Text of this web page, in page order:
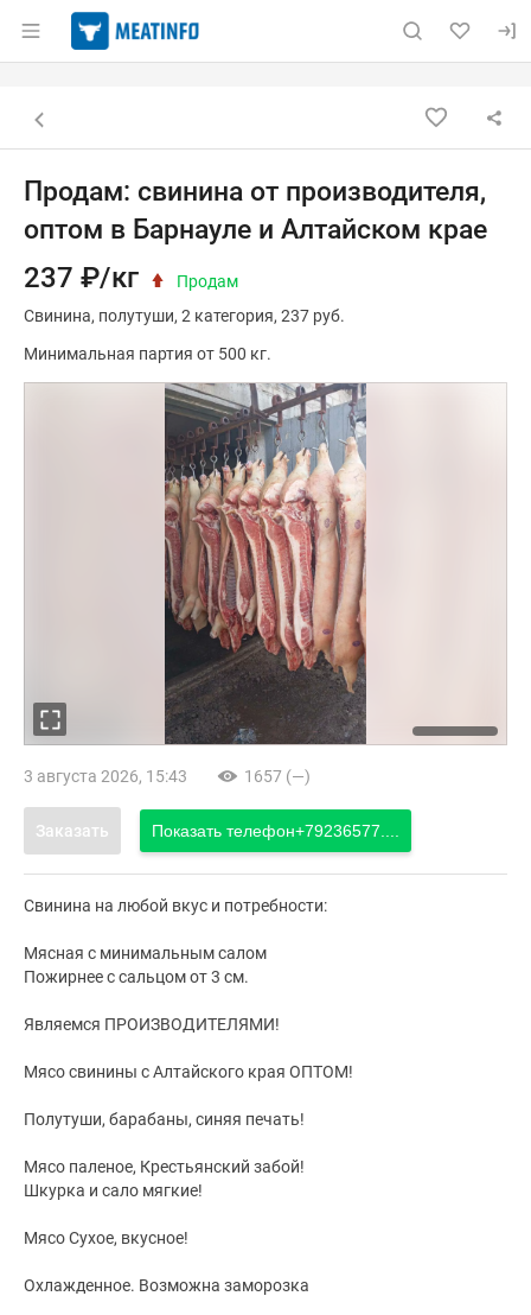
Раздел навигации по сайту meatinfo.ru
Объявление: Продам: свинина
Навигация и управление объявлением
Назад к списку объявлений
Продам: свинина от производителя,
оптом в Барнауле и Алтайском крае
237 ₽/кг
Продам
Свинина полутуши 2 категория 237 руб.
Минимальная партия от 500 кг.
3 августа 2026, 15:43 1657 (—)
Заказать Показать телефон+79236577....
Свинина на любой вкус и потребности:
Мясная с минимальным салом
Пожирнее с сальцом от 3 см.
Являемся ПРОИЗВОДИТЕЛЯМИ!
Мясо свинины с Алтайского края ОПТОМ!
Полутуши, барабаны, синяя печать!
Мясо паленое, Крестьянский забой!
Шкурка и сало мягкие!
Мясо Сухое, вкусное!
Охлажденное. Возможна заморозка